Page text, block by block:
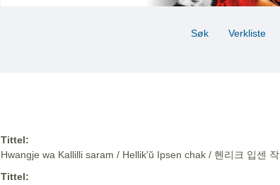
Søk Verkliste
Tittel:
Hwangje wa Kallilli saram / Hellik'ŭ Ipsen chak / 헨리크 입센 작
Tittel: